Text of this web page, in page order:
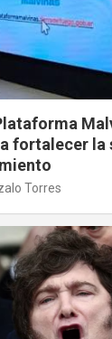
fortalecer la
Torres